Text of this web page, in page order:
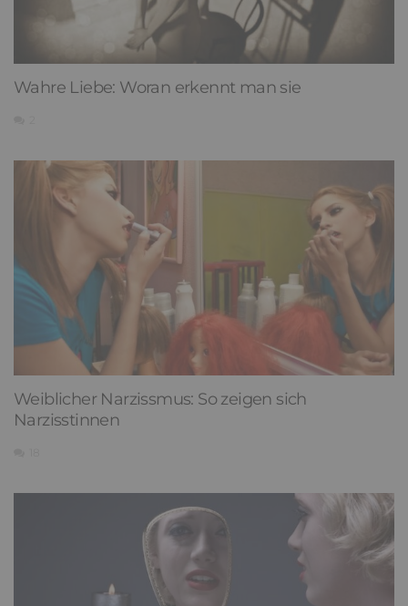
Wahre Liebe: Woran erkennt man sie
Weiblicher Narzissmus: So zeigen sich
Narzisstinnen